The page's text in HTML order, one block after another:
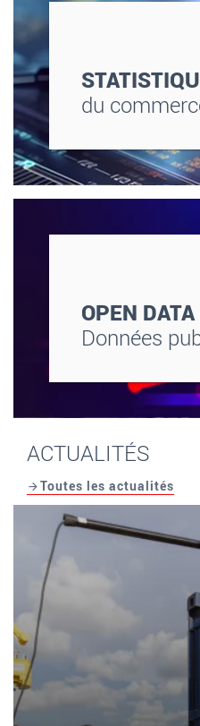
du
OPEN DATA
Données
ACTUALITÉS
Toutes les actualités